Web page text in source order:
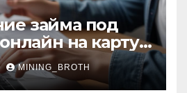
займа под
на карту
в офис: порядок,
и документы
MINING_BROTH